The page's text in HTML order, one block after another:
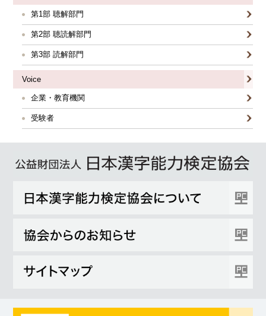
第1部 聴解部門
第2部 聴読解部門
第3部 読解部門
Voice
企業・教育機関
受験者